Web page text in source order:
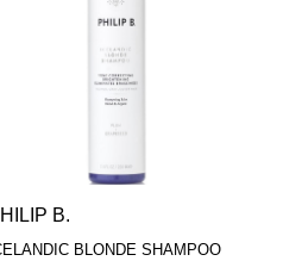
B.
BLONDE SHAMPOO